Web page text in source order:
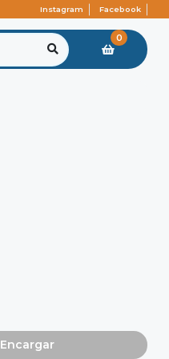
Instagram Facebook
0
Encargar